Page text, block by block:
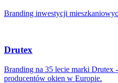
Branding inwestycji
Drutex
Branding na 35 lecie marki Drutex
producentów okien w Europie.